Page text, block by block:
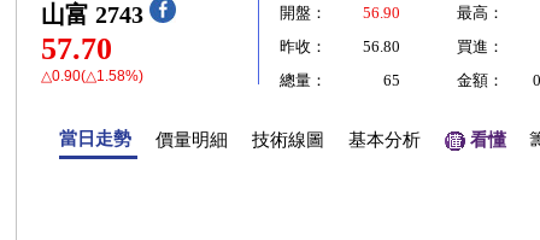
山富 2743
57.70
△0.90(△1.58%)
開盤： 56.90
最高：
昨收：
56.80
買進：
總量：
65 金額：
當日走勢 價量明細 技術線圖 基本分析 看懂